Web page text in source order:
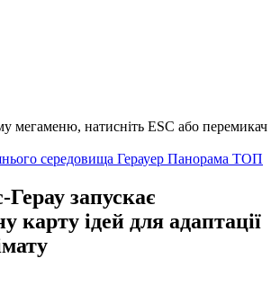
мегаменю, натисніть ESC або перемикач
середовища Герауер Панорама ТОП
запускає
карту ідей для адаптації